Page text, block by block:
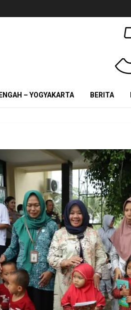
– YOGYAKARTA BERITA